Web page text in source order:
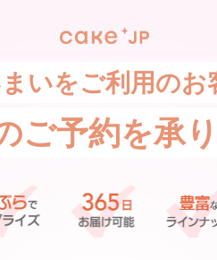
いをご利用のお
ご予約を承り